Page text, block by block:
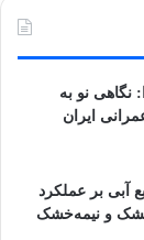
نگاهی نو به
ایران
آبی بر عملکرد
و نیمه‌خشک